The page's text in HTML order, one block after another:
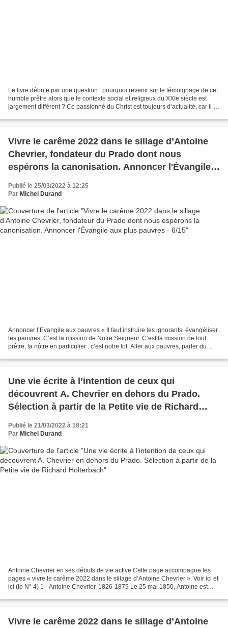
Le livre débute par une question : pourquoi revenir sur le témoignage de cet
humble prêtre alors que le contexte social et religieux du XXIe siècle est
largement différent ? Ce passionné du Christ est toujours d’actualité, car il a
Vivre le carême 2022 dans le sillage d’Antoine
Chevrier, fondateur du Prado dont nous
espérons la canonisation. Annoncer l'Évangile
Publié le 25/03/2022 à 12:25
Par Michel Durand
Annoncer l’Evangile aux pauvres « Il faut instruire les ignorants, évangéliser
les pauvres. C’est la mission de Notre Seigneur. C’est la mission de tout
prêtre, la nôtre en particulier : c’est notre lot. Aller aux pauvres, parler du
Une vie écrite à l’intention de ceux qui
découvrent A. Chevrier en dehors du Prado.
Sélection à partir de la Petite vie de Richard
Holterbach
Publié le 21/03/2022 à 18:21
Par Michel Durand
Antoine Chevrier en ses débuts de vie active Cette page accompagne les
pages « vivre le carême 2022 dans le sillage d’Antoine Chevrier ». Voir ici et
ici (le N° 4) 1 - Antoine Chevrier, 1826-1879 Le 25 mai 1850, Antoine est
Vivre le carême 2022 dans le sillage d’Antoine